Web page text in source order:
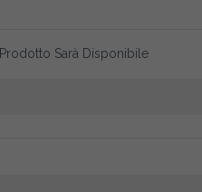
Sarà Disponibile